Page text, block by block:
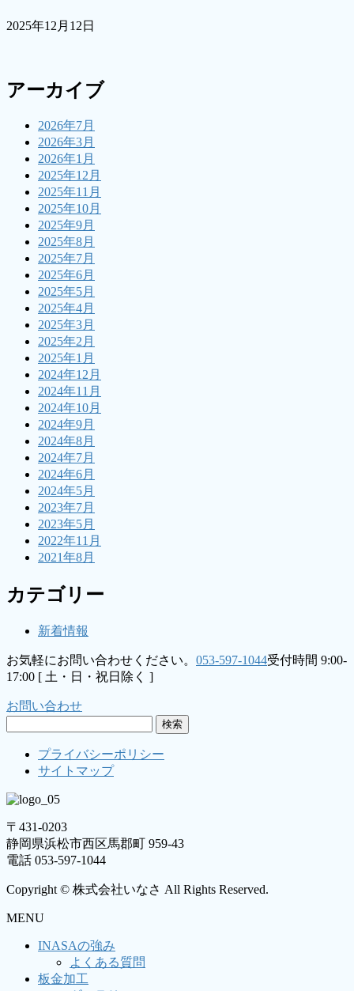
2025年12月12日
アーカイブ
2026年7月
2026年3月
2026年1月
2025年12月
2025年11月
2025年10月
2025年9月
2025年8月
2025年7月
2025年6月
2025年5月
2025年4月
2025年3月
2025年2月
2025年1月
2024年12月
2024年11月
2024年10月
2024年9月
2024年8月
2024年7月
2024年6月
2024年5月
2023年7月
2023年5月
2022年11月
2021年8月
カテゴリー
新着情報
お気軽にお問い合わせください。 053-597-1044受付時間 9:00-
17:00 [ 土・日・祝日除く ]
お問い合わせ
プライバシーポリシー
サイトマップ
〒431-0203
静岡県浜松市西区馬郡町 959-43
電話 053-597-1044
Copyright © 株式会社いなさ All Rights Reserved.
MENU
INASAの強み
よくある質問
板金加工